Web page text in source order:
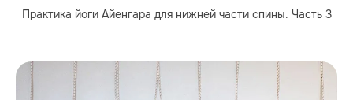
Практика йоги Айенгара для нижней части спины. Часть 3